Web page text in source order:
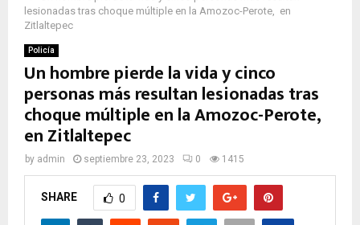
lesionadas tras choque múltiple en la Amozoc-Perote, en
Zitlaltepec
Policía
Un hombre pierde la vida y cinco
personas más resultan lesionadas tras
choque múltiple en la Amozoc-Perote,
en Zitlaltepec
by admin septiembre 23, 2023 0 1415
SHARE 0